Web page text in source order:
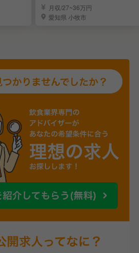
集★月収/27~36万円
愛知県 小牧市